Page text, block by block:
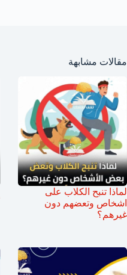
مقالات مشابهة
لماذا تنبح الكلاب على
اشخاص وتعضهم دون
غيرهم؟